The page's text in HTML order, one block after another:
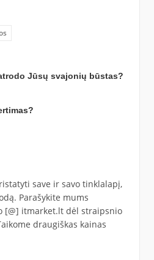
Jūsų svajonių būstas?
save ir savo tinklalapį,
Parašykite mums
[@] itmarket.lt dėl straipsnio
draugiškas kainas